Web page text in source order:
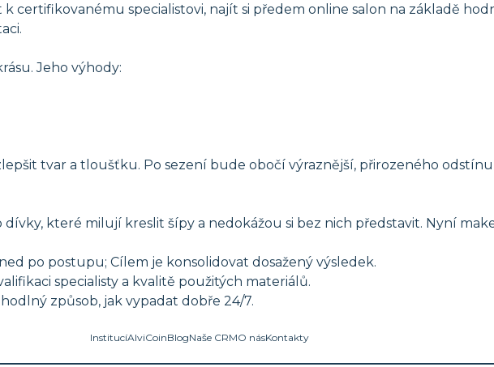
certifikovanému specialistovi, najít si předem online salon na základě
Jeho výhody:
tvar a tloušťku. Po sezení bude obočí výraznější, přirozeného
které milují kreslit šípy a nedokážou si bez nich představit. Nyní
po postupu; Cílem je konsolidovat dosažený výsledek.
specialisty a kvalitě použitých materiálů.
způsob, jak vypadat dobře 24/7.
InstitucíAlviCoinBlogNaše CRMO násKontakty